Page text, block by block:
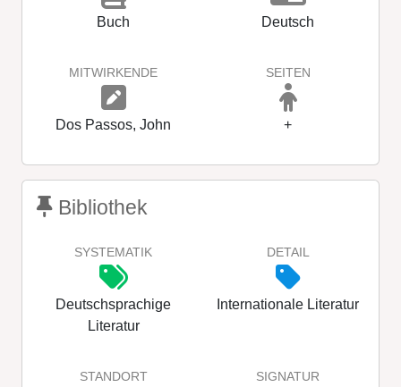
Buch Deutsch
MITWIRKENDE
Dos Passos, John
SEITEN
+
Bibliothek
SYSTEMATIK
Deutschsprachige
Literatur
DETAIL
Internationale Literatur
STANDORT SIGNATUR